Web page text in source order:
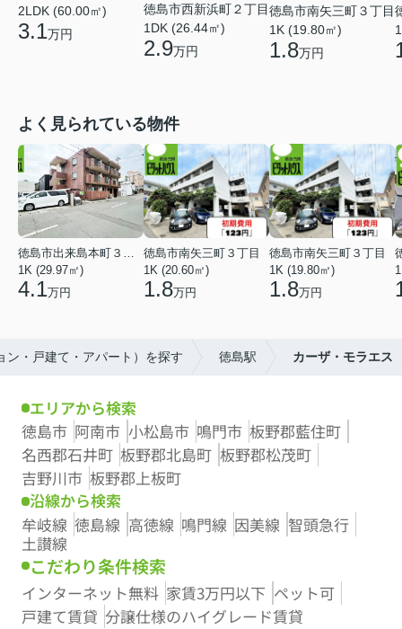
2LDK (60.00㎡)
3.1万円
徳島市西新浜町２丁目
1DK (26.44㎡)
2.9万円
徳島市南矢三町３丁目
1K (19.80㎡)
1.8万円
よく見られている物件
1K (29.97㎡)
4.1万円
徳島市南矢三町３丁目
1K (20.60㎡)
1.8万円
徳島市南矢三町３丁目
1K (19.80㎡)
1.8万円
・戸建て・アパート）を探す 徳島駅 カーザ・モラエス
エリアから検索
徳島市 阿南市 小松島市 鳴門市 板野郡藍住町
名西郡石井町 板野郡北島町 板野郡松茂町
吉野川市 板野郡上板町
沿線から検索
牟岐線 徳島線 高徳線 鳴門線 因美線 智頭急行
土讃線
こだわり条件検索
インターネット無料 家賃3万円以下 ペット可
戸建て賃貸 分譲仕様のハイグレード賃貸